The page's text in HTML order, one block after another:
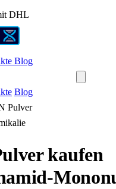
DHL
Blog
Blog
Pulver
kaufen